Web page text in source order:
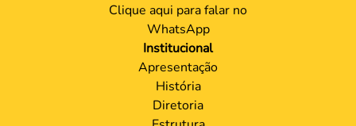
Clique aqui para falar no
WhatsApp
Institucional
Apresentação
História
Diretoria